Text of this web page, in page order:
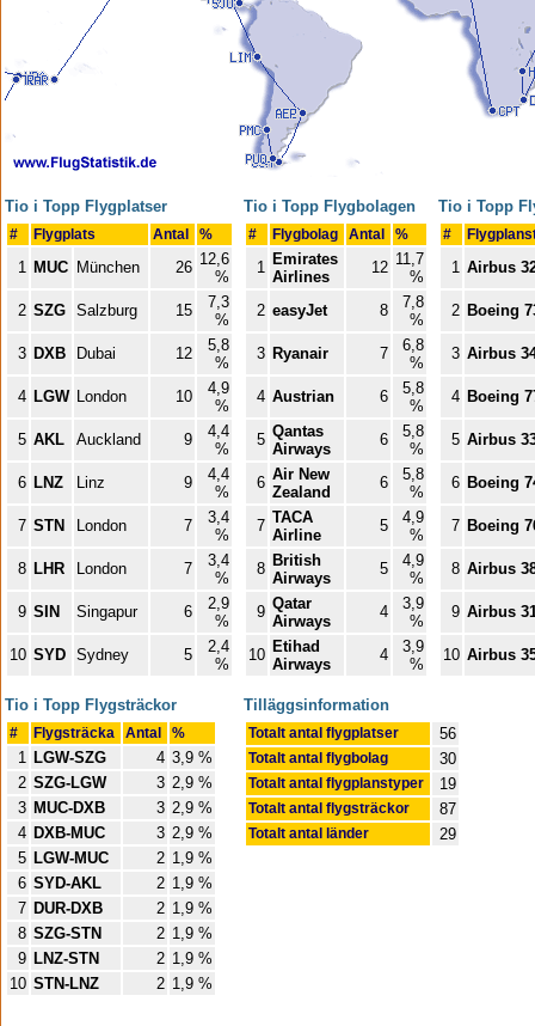
Tio i Topp Flygplatser
# Flygplats Antal %
1 MUC München 26 12,6
%
2 SZG Salzburg 15
7,3
%
3 DXB Dubai 12
5,8
%
4 LGW London 10
4,9
%
5 AKL Auckland 9
4,4
%
6 LNZ Linz 9
4,4
%
7 STN London 7
3,4
%
8 LHR London 7
3,4
%
9 SIN Singapur 6
2,9
%
10 SYD Sydney 5
2,4
%
Tio i Topp Flygbolagen
# Flygbolag Antal %
1 Emirates
Airlines
12 11,7
%
2 easyJet 8
7,8
%
3 Ryanair 7
6,8
%
4 Austrian 6
5,8
%
5 Qantas
Airways
6
5,8
%
6 Air New
Zealand
6
5,8
%
7 TACA
Airline
5
4,9
%
8 British
Airways
5
4,9
%
9 Qatar
Airways
4
3,9
%
10 Etihad
Airways
4
3,9
%
Tio i Topp
#
1 Airbus
2 Boeing
3 Airbus
4 Boeing
5 Airbus
6 Boeing
7 Boeing
8 Airbus
9 Airbus
10 Airbus
Tio i Topp Flygsträckor
# Flygsträcka Antal %
1 LGW-SZG 4 3,9 %
2 SZG-LGW 3 2,9 %
3 MUC-DXB 3 2,9 %
4 DXB-MUC 3 2,9 %
5 LGW-MUC 2 1,9 %
6 SYD-AKL 2 1,9 %
7 DUR-DXB 2 1,9 %
8 SZG-STN 2 1,9 %
9 LNZ-STN 2 1,9 %
10 STN-LNZ 2 1,9 %
Tilläggsinformation
Totalt antal flygplatser 56
Totalt antal flygbolag 30
Totalt antal flygplanstyper 19
Totalt antal flygsträckor 87
Totalt antal länder 29